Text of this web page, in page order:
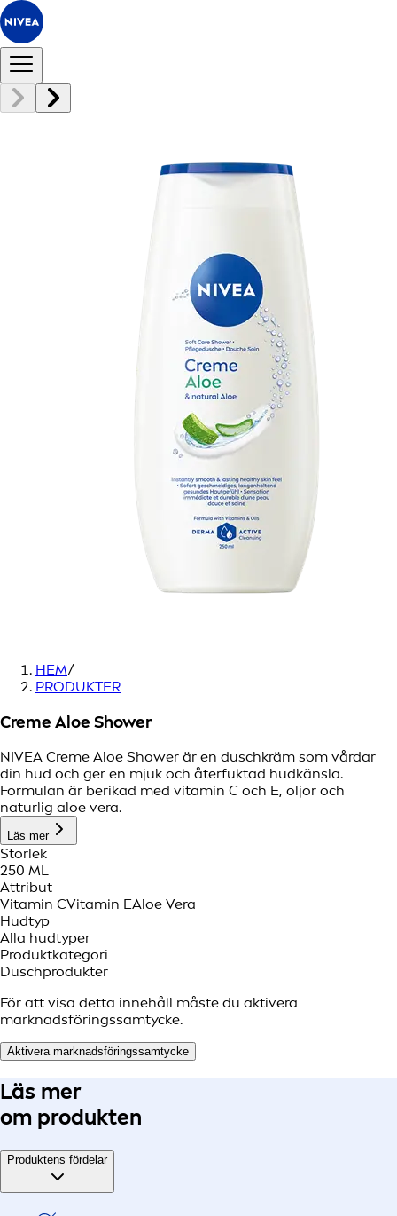
HEM/
PRODUKTER
Creme Aloe Shower
NIVEA Creme Aloe Shower är en duschkräm som vårdar
din hud och ger en mjuk och återfuktad hudkänsla.
Formulan är berikad med vitamin C och E, oljor och
naturlig aloe vera.
Läs mer
Storlek
250 ML
Attribut
Vitamin CVitamin EAloe Vera
Hudtyp
Alla hudtyper
Produktkategori
Duschprodukter
För att visa detta innehåll måste du aktivera
marknadsföringssamtycke.
Aktivera marknadsföringssamtycke
Läs mer
om produkten
Produktens fördelar